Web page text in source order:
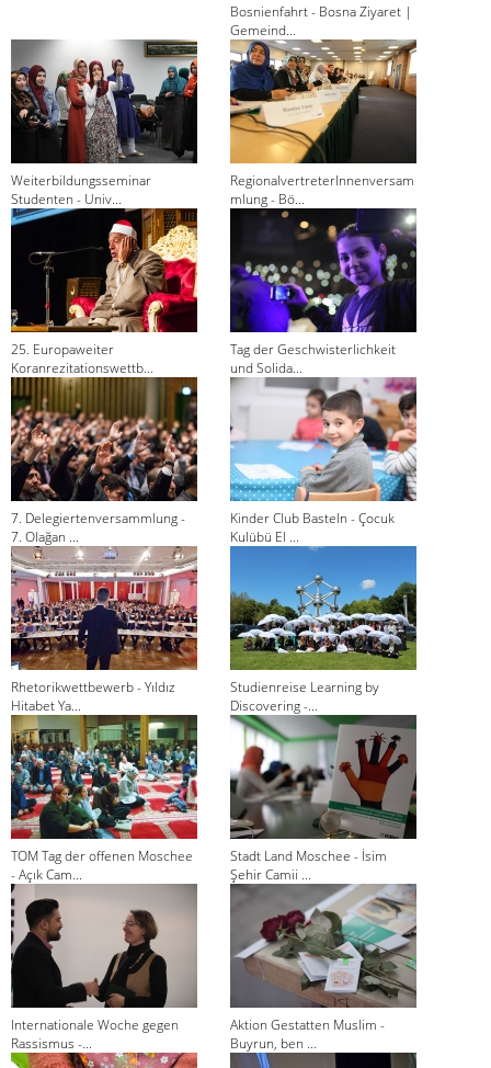
Bosnienfahrt - Bosna Ziyaret |
Gemeind...
Weiterbildungsseminar
Studenten - Univ...
RegionalvertreterInnenversam
mlung - Bö...
25. Europaweiter
Koranrezitationswettb...
Tag der Geschwisterlichkeit
und Solida...
7. Delegiertenversammlung -
7. Olağan ...
Kinder Club Basteln - Çocuk
Kulübü El ...
Rhetorikwettbewerb - Yıldız
Hitabet Ya...
Studienreise Learning by
Discovering -...
TOM Tag der offenen Moschee
- Açık Cam...
Stadt Land Moschee - İsim
Şehir Camii ...
Internationale Woche gegen
Rassismus -...
Aktion Gestatten Muslim -
Buyrun, ben ...